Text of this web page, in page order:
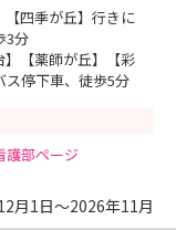
【四季が丘】行きに
3分
】【薬師が丘】【彩
ス停下車、徒歩5分
部ページ
月1日～2026年11月